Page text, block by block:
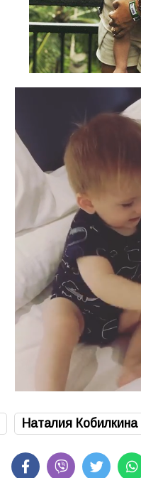
Наталия Кобилкина